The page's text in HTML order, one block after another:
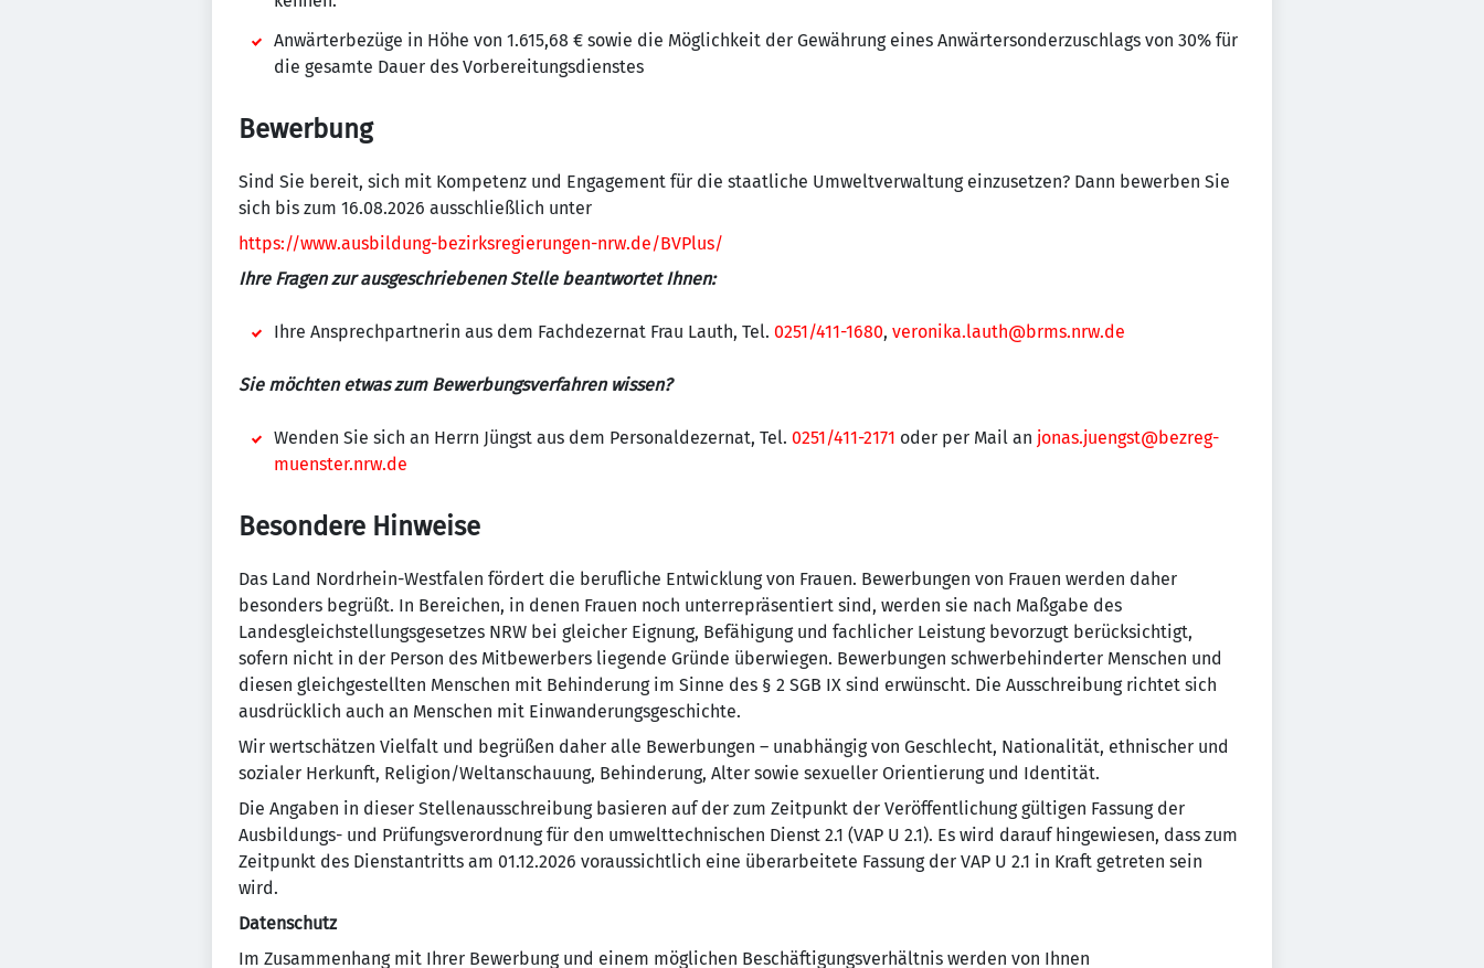
Anwärterbezüge in Höhe von 1.615,68 € sowie die Möglichkeit der Gewährung eines Anwärtersonderzuschlags von 30% für
die gesamte Dauer des Vorbereitungsdienstes
Bewerbung
Sind Sie bereit, sich mit Kompetenz und Engagement für die staatliche Umweltverwaltung einzusetzen? Dann bewerben Sie
sich bis zum 16.08.2026 ausschließlich unter
https://www.ausbildung-bezirksregierungen-nrw.de/BVPlus/
Ihre Fragen zur ausgeschriebenen Stelle beantwortet Ihnen:
Ihre Ansprechpartnerin aus dem Fachdezernat Frau Lauth, Tel. 0251/411-1680, veronika.lauth@brms.nrw.de
Sie möchten etwas zum Bewerbungsverfahren wissen?
Wenden Sie sich an Herrn Jüngst aus dem Personaldezernat, Tel. 0251/411-2171 oder per Mail an jonas.juengst@bezreg-
muenster.nrw.de
Besondere Hinweise
Das Land Nordrhein-Westfalen fördert die berufliche Entwicklung von Frauen. Bewerbungen von Frauen werden daher
besonders begrüßt. In Bereichen, in denen Frauen noch unterrepräsentiert sind, werden sie nach Maßgabe des
Landesgleichstellungsgesetzes NRW bei gleicher Eignung, Befähigung und fachlicher Leistung bevorzugt berücksichtigt,
sofern nicht in der Person des Mitbewerbers liegende Gründe überwiegen. Bewerbungen schwerbehinderter Menschen und
diesen gleichgestellten Menschen mit Behinderung im Sinne des § 2 SGB IX sind erwünscht. Die Ausschreibung richtet sich
ausdrücklich auch an Menschen mit Einwanderungsgeschichte.
Wir wertschätzen Vielfalt und begrüßen daher alle Bewerbungen – unabhängig von Geschlecht, Nationalität, ethnischer und
sozialer Herkunft, Religion/Weltanschauung, Behinderung, Alter sowie sexueller Orientierung und Identität.
Die Angaben in dieser Stellenausschreibung basieren auf der zum Zeitpunkt der Veröffentlichung gültigen Fassung der
Ausbildungs- und Prüfungsverordnung für den umwelttechnischen Dienst 2.1 (VAP U 2.1). Es wird darauf hingewiesen, dass zum
Zeitpunkt des Dienstantritts am 01.12.2026 voraussichtlich eine überarbeitete Fassung der VAP U 2.1 in Kraft getreten sein
wird.
Datenschutz
Im Zusammenhang mit Ihrer Bewerbung und einem möglichen Beschäftigungsverhältnis werden von Ihnen